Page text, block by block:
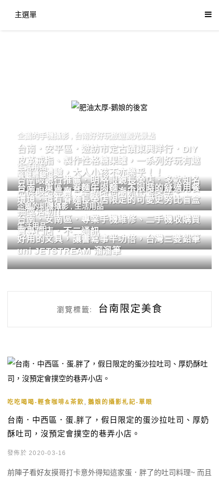
主選單
肥油太厚-鵝娘的後宮
企鵝的手機攝影 台南好好玩旅遊觀光景點
台南．安平區．遊訪市定古蹟東興洋行．DIY
皮革戒指、製作性格糖果罐，一系列好玩有趣
的手作體驗，大人小孩不亦樂乎！！
生活用品
台南眼鏡行推薦．明格眼鏡長榮店．多款知名
品牌眼鏡專賣．掌握時尚潮流配鏡美學。
餐廳體驗
台南．東區．眷麵牛肉麵．不限時的舒適用餐
環境．還有眷麵長榮店限定的可愛史努比盲盒
抽獎活動!!
企鵝的相機攝影,生活用品
台南．安南區．專業手機維修、二手機收購買
賣專門店．不二通訊
生活用品
好用的文具，讓書寫事半功倍，台灣三菱鉛筆
uni JETSTREAM 溜溜筆
瀏覽標籤: 台南限定美食
吃吃喝喝-輕食咖啡&茶飲 鵝娘的攝影札記-單眼
台南．中西區．蛋.胖了，假日限定的蛋沙拉吐司、厚奶
酥吐司，沒預定會撲空的巷弄小店。
發佈於 2020-03-16
前陣子看好友摸哥打卡意外得知這家蛋．胖了的吐司料理~ 而且